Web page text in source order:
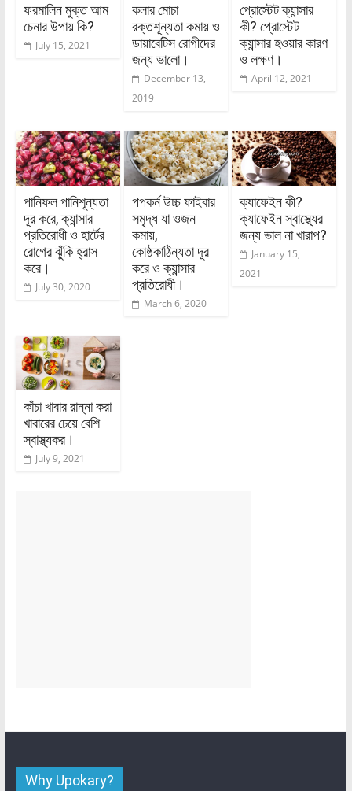
ফরমালিন মুক্ত আম
চেনার উপায় কি?
July 15, 2021
কলার মোচা
রক্তশূন্যতা কমায় ও
ডায়াবেটিস রোগীদের
জন্য ভালো।
December 13,
2019
প্রোস্টেট ক্যান্সার
কী? প্রোস্টেট
ক্যান্সার হওয়ার কারণ
ও লক্ষণ।
April 12, 2021
পানিফল পানিশূন্যতা
দূর করে, ক্যান্সার
প্রতিরোধী ও হার্টের
রোগের ঝুঁকি হ্রাস
করে।
July 30, 2020
পপকর্ন উচ্চ ফাইবার
সমৃদ্ধ যা ওজন
কমায়,
কোষ্ঠকাঠিন্যতা দূর
করে ও ক্যান্সার
প্রতিরোধী।
March 6, 2020
ক্যাফেইন কী?
ক্যাফেইন স্বাস্থ্যের
জন্য ভাল না খারাপ?
January 15,
2021
কাঁচা খাবার রান্না করা
খাবারের চেয়ে বেশি
স্বাস্থ্যকর।
July 9, 2021
Why Upokary?